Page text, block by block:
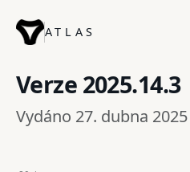
ATLAS
Verze 2025.14.3
Vydáno 27. dubna 2025